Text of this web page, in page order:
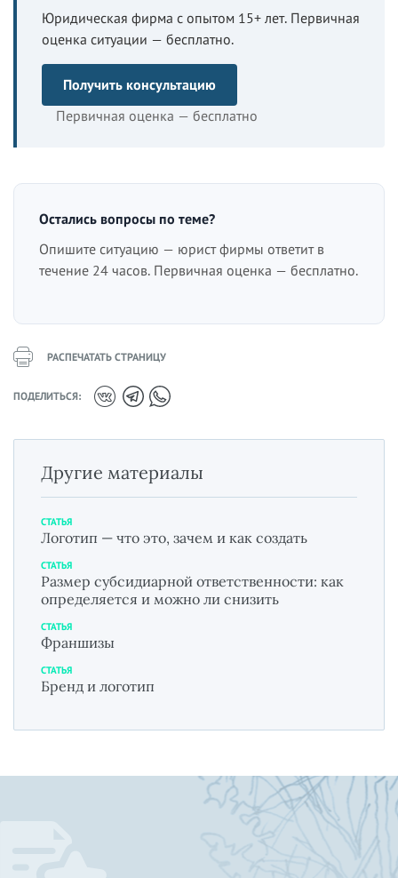
Юридическая фирма с опытом 15+ лет. Первичная
оценка ситуации — бесплатно.
Получить консультацию
Первичная оценка — бесплатно
Остались вопросы по теме?
Опишите ситуацию — юрист фирмы ответит в
течение 24 часов. Первичная оценка — бесплатно.
РАСПЕЧАТАТЬ СТРАНИЦУ
ПОДЕЛИТЬСЯ:
Другие материалы
СТАТЬЯ
Логотип — что это, зачем и как создать
СТАТЬЯ
Размер субсидиарной ответственности: как
определяется и можно ли снизить
СТАТЬЯ
Франшизы
СТАТЬЯ
Бренд и логотип